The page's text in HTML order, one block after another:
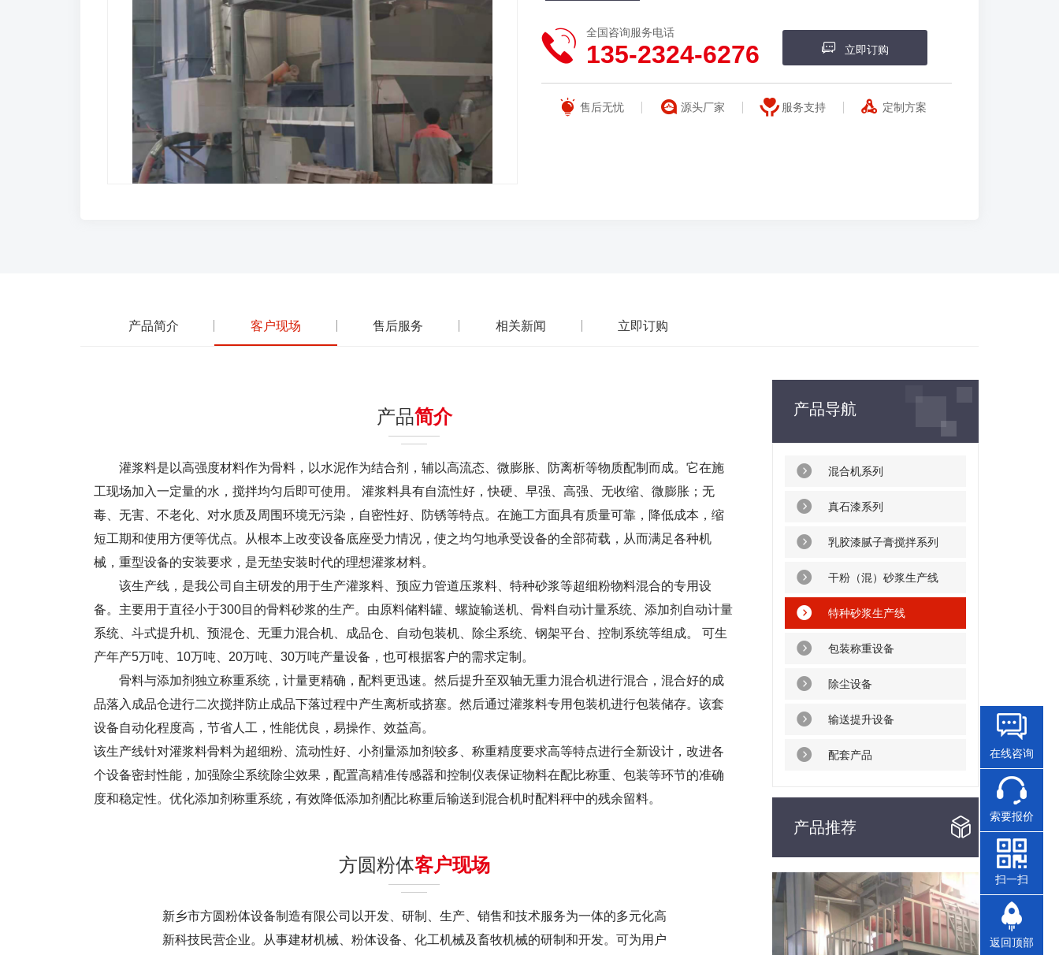
全国咨询服务电话
135-2324-6276 立即订购
售后无忧 源头厂家 服务支持 定制方案
产品简介 客户现场 售后服务 相关新闻 立即订购
产品简介
灌浆料是以高强度材料作为骨料，以水泥作为结合剂，辅以高流态、微膨胀、防离析等物质配制而成。它在施
工现场加入一定量的水，搅拌均匀后即可使用。 灌浆料具有自流性好，快硬、早强、高强、无收缩、微膨胀；无
毒、无害、不老化、对水质及周围环境无污染，自密性好、防锈等特点。在施工方面具有质量可靠，降低成本，缩
短工期和使用方便等优点。从根本上改变设备底座受力情况，使之均匀地承受设备的全部荷载，从而满足各种机
械，重型设备的安装要求，是无垫安装时代的理想灌浆材料。
该生产线，是我公司自主研发的用于生产灌浆料、预应力管道压浆料、特种砂浆等超细粉物料混合的专用设
备。主要用于直径小于300目的骨料砂浆的生产。由原料储料罐、螺旋输送机、骨料自动计量系统、添加剂自动计量
系统、斗式提升机、预混仓、无重力混合机、成品仓、自动包装机、除尘系统、钢架平台、控制系统等组成。 可生
产年产5万吨、10万吨、20万吨、30万吨产量设备，也可根据客户的需求定制。
骨料与添加剂独立称重系统，计量更精确，配料更迅速。然后提升至双轴无重力混合机进行混合，混合好的成
品落入成品仓进行二次搅拌防止成品下落过程中产生离析或挤塞。然后通过灌浆料专用包装机进行包装储存。该套
设备自动化程度高，节省人工，性能优良，易操作、效益高。
该生产线针对灌浆料骨料为超细粉、流动性好、小剂量添加剂较多、称重精度要求高等特点进行全新设计，改进各
个设备密封性能，加强除尘系统除尘效果，配置高精准传感器和控制仪表保证物料在配比称重、包装等环节的准确
度和稳定性。优化添加剂称重系统，有效降低添加剂配比称重后输送到混合机时配料秤中的残余留料。
方圆粉体客户现场
新乡市方圆粉体设备制造有限公司以开发、研制、生产、销售和技术服务为一体的多元化高
新科技民营企业。从事建材机械、粉体设备、化工机械及畜牧机械的研制和开发。可为用户
产品导航
混合机系列
真石漆系列
乳胶漆腻子膏搅拌系列
干粉（混）砂浆生产线
特种砂浆生产线
包装称重设备
除尘设备
输送提升设备
配套产品
产品推荐
在线咨询
索要报价
扫一扫
返回顶部